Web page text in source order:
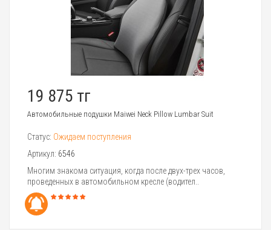
19 875 тг
Автомобильные подушки Maiwei Neck Pillow Lumbar Suit
Статус: Ожидаем поступления
Артикул: 6546
Многим знакома ситуация, когда после двух-трех часов,
проведенных в автомобильном кресле (водител..